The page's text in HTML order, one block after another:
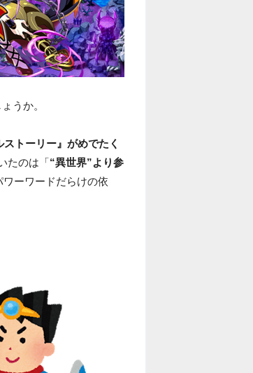
うか。
トーリー』がめでたく
たのは「“異世界”より参
ワーワードだらけの依